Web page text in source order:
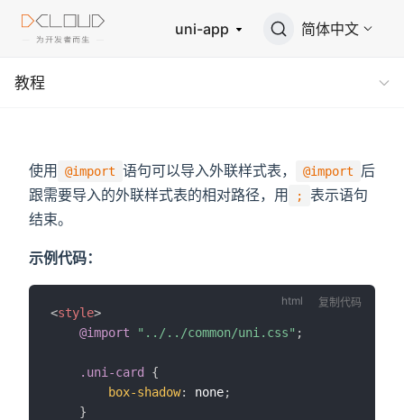
uni-app 简体中文
教程
使用 @import 语句可以导入外联样式表， @import
后
跟需要导入的外联样式表的相对路径，用
;
表示语句
结束。
示例代码：
<style>
@import
"../../common/uni.css" ;
.uni-card
{
box-shadow: none;
}
复制代码